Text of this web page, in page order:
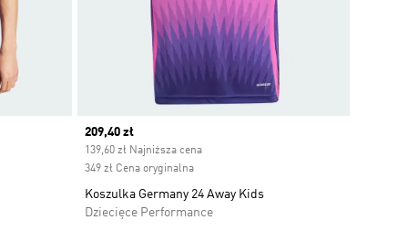
Current price
209,40 zł
139,60 zł Najniższa cena
349 zł Cena oryginalna
Koszulka Germany 24 Away Kids
Dziecięce Performance